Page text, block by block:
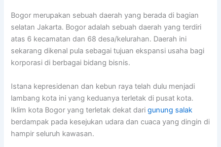
Bogor merupakan sebuah daerah yang berada di bagian
selatan Jakarta. Bogor adalah sebuah daerah yang terdiri
atas 6 kecamatan dan 68 desa/kelurahan. Daerah ini
sekarang dikenal pula sebagai tujuan ekspansi usaha bagi
korporasi di berbagai bidang bisnis.
Istana kepresidenan dan kebun raya telah dulu menjadi
lambang kota ini yang keduanya terletak di pusat kota.
Iklim kota Bogor yang terletak dekat darigunung salak
berdampak pada kesejukan udara dan cuaca yang dingin di
hampir seluruh kawasan.